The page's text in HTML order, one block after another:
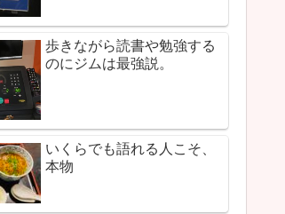
歩きながら読書や勉強する
のにジムは最強説。
いくらでも語れる人こそ、
本物